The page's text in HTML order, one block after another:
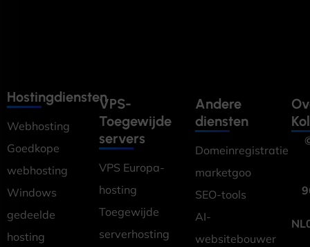
Hostingdiensten
Webhosting
Goedkope
webhosting
Windows
gedeelde
hosting
VPS-
Toegewijde
servers
VPS Europa-
hosting
Toegewijde
serverhosting
Andere
diensten
Domeinregistratie
marketgoo
SEO-tools
AI-
websitebouwer